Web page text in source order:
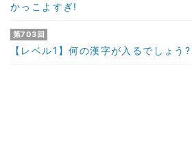
かっこよすぎ!
第703回
【レベル1】何の漢字が入るでしょ